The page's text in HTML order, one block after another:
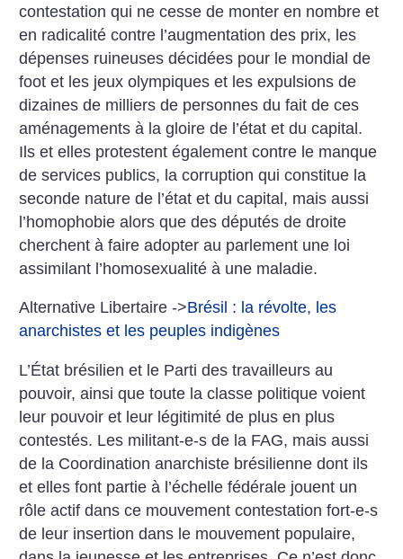
contestation qui ne cesse de monter en nombre et
en radicalité contre l’augmentation des prix, les
dépenses ruineuses décidées pour le mondial de
foot et les jeux olympiques et les expulsions de
dizaines de milliers de personnes du fait de ces
aménagements à la gloire de l’état et du capital.
Ils et elles protestent également contre le manque
de services publics, la corruption qui constitue la
seconde nature de l’état et du capital, mais aussi
l’homophobie alors que des députés de droite
cherchent à faire adopter au parlement une loi
assimilant l’homosexualité à une maladie.
Alternative Libertaire ->Brésil : la révolte, les
anarchistes et les peuples indigènes
L’État brésilien et le Parti des travailleurs au
pouvoir, ainsi que toute la classe politique voient
leur pouvoir et leur légitimité de plus en plus
contestés. Les militant-e-s de la FAG, mais aussi
de la Coordination anarchiste brésilienne dont ils
et elles font partie à l’échelle fédérale jouent un
rôle actif dans ce mouvement contestation fort-e-s
de leur insertion dans le mouvement populaire,